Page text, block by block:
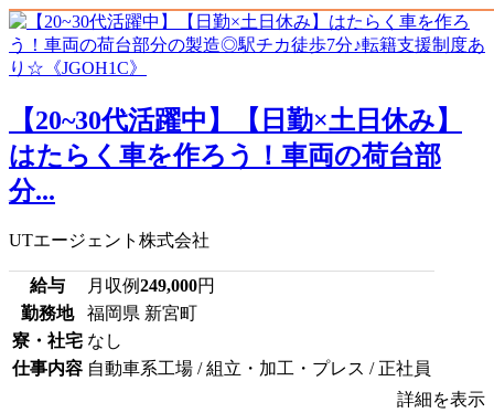
【20~30代活躍中】【日勤×土日休み】
はたらく車を作ろう！車両の荷台部
分...
UTエージェント株式会社
給与 月収例249,000円
勤務地
福岡県 新宮町
寮・社宅 なし
仕事内容 自動車系工場 / 組立・加工・プレス / 正社員
詳細を表示